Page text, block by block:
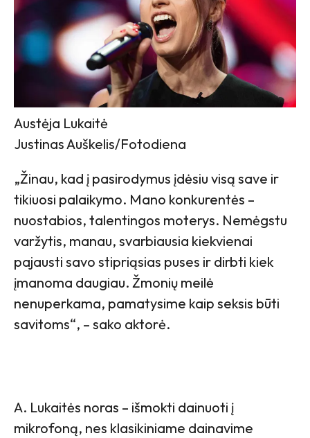
Austėja Lukaitė
Justinas Auškelis/Fotodiena
„Žinau, kad į pasirodymus įdėsiu visą save ir
tikiuosi palaikymo. Mano konkurentės –
nuostabios, talentingos moterys. Nemėgstu
varžytis, manau, svarbiausia kiekvienai
pajausti savo stipriąsias puses ir dirbti kiek
įmanoma daugiau. Žmonių meilė
nenuperkama, pamatysime kaip seksis būti
savitoms“, – sako aktorė.
A. Lukaitės noras – išmokti dainuoti į
mikrofoną, nes klasikiniame dainavime